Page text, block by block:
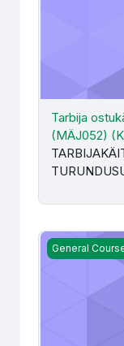
Tarbija
(MÄJ052)
Tööaja ja
General